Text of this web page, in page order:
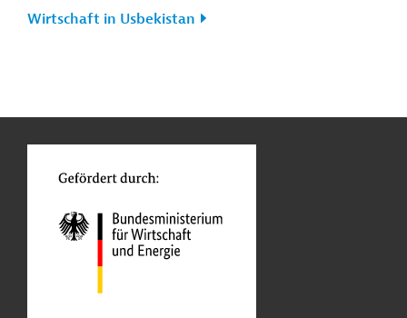
Wirtschaft in Usbekistan